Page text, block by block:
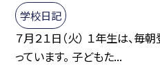
学校日記
７月２１日（火） １年生は、
っています。 子どもた...